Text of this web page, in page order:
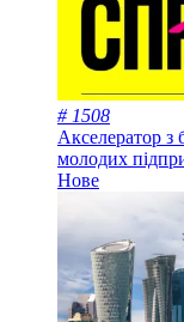
# 1508
Акселератор з
молодих
Нове